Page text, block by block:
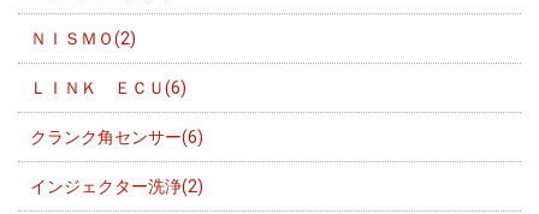
ＮＩＳＭＯ(2)
ＬＩＮＫ ＥＣＵ(6)
クランク角センサー(6)
インジェクター洗浄(2)